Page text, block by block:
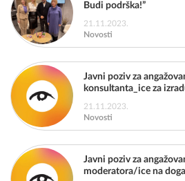
21.11.2023.
Novosti
Budi podrška!”
21.11.2023.
Novosti
Javni poziv za
konsultanta_ice za
Javni poziv za
moderatora/ice na